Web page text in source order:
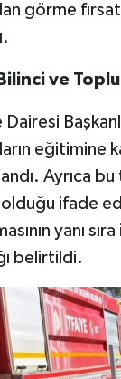
görme
ve
Dairesi
eğitimine
Ayrıca
ifade
yanı
belirtildi.